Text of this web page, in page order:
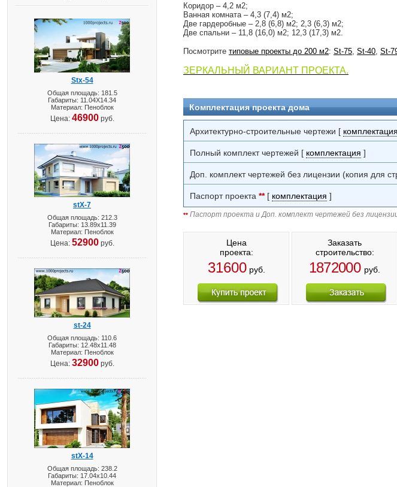
Stx-54
Общая площадь: 181.5
Габариты: 11.04X14.34
Материал: Пеноблок
Цена: 46900руб.
stX-7
Общая площадь: 212.3
Габариты: 13.89х11.39
Материал: Пеноблок
Цена: 52900руб.
st-24
Общая площадь: 110.6
Габариты: 12.48х11.48
Материал: Пеноблок
Цена: 32900руб.
stX-14
Общая площадь: 238.2
Габариты: 17.04х10.44
Материал: Пеноблок
Коридор – 4,2 м2;
Ванная комната – 4,3 (7,4) м2;
Две гардеробные – 2,8 (6,8) м2; 2,3 (6,3) м2;
Две спальни – 11,8 (16,0) м2; 12,3 (17,3) м2.
Посмотрите типовые проекты до 200 м2: St-75, St-40, St-
ЗЕРКАЛЬНЫЙ ВАРИАНТ ПРОЕКТА.
Комплектация проекта дома
Архитектурно-строительные чертежи [ комплектация
Полный комплект чертежей [ комплектация ]
Доп. комплект чертежей без лицензии (копия для
Паспорт проекта **[ комплектация ]
** Паспорт проекта и Доп. комплект чертежей без
Цена
проекта:
31600руб.
Заказать
строительство:
1872000 руб.